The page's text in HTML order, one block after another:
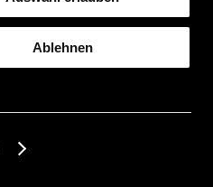
Ablehnen
Suche starten